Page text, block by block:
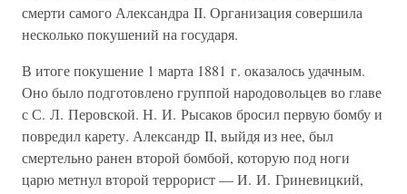
смерти самого Александра II. Организация совершила
несколько покушений на государя.
В итоге покушение 1 марта 1881 г. оказалось удачным.
Оно было подготовлено группой народовольцев во главе
с С. Л. Перовской. Н. И. Рысаков бросил первую бомбу и
повредил карету. Александр II, выйдя из нее, был
смертельно ранен второй бомбой, которую под ноги
царю метнул второй террорист — И. И. Гриневицкий,